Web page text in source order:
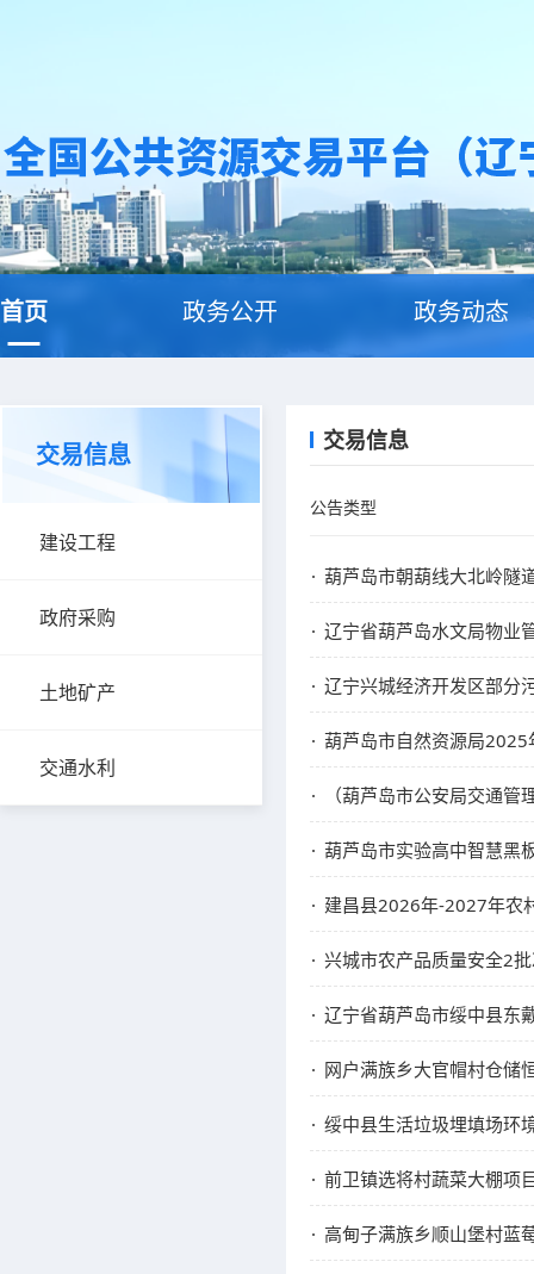
首页 政务公开 政务动态
交易信息
建设工程
政府采购
土地矿产
交通水利
交易信息
公告类型
葫芦岛市朝葫线大北岭隧
辽宁省葫芦岛水文局物业
辽宁兴城经济开发区部分
葫芦岛市自然资源局
（葫芦岛市公安局交通
葫芦岛市实验高中智慧黑
建昌县2026年-2027年农
兴城市农产品质量安全2
辽宁省葫芦岛市绥中县东
网户满族乡大官帽村仓储
绥中县生活垃圾埋填场环
前卫镇选将村蔬菜大棚项
高甸子满族乡顺山堡村蓝